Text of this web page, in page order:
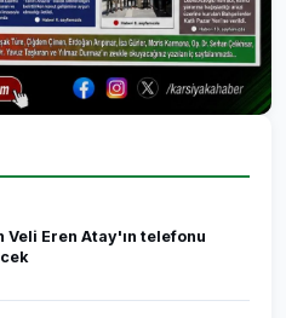
Veli Eren Atay'ın telefonu